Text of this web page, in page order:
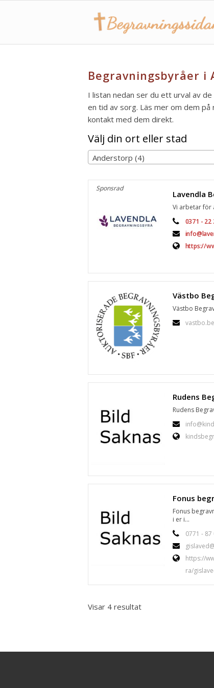
Begravningsbyråer i
I listan nedan ser du ett urval av
en tid av sorg. Läs mer om dem
kontakt med dem direkt.
Välj din ort eller stad
Anderstorp (4)
Sponsrad
Vi arbetar för
0371 - 22
https://
Västbo
Rudens
Fonus
i er i...
0771 - 87
https://
ra/
Visar 4 resultat